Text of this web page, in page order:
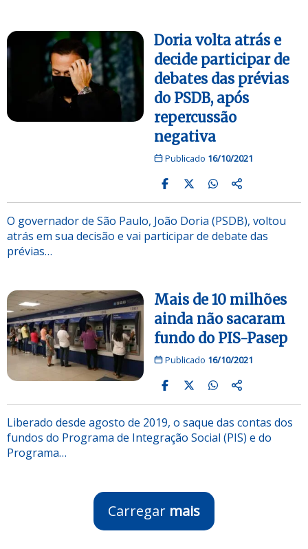
Doria volta atrás e
decide participar de
debates das prévias
do PSDB, após
repercussão
negativa
Publicado 16/10/2021
O governador de São Paulo, João Doria (PSDB), voltou
atrás em sua decisão e vai participar de debate das
prévias…
Mais de 10 milhões
ainda não sacaram
fundo do PIS-Pasep
Publicado 16/10/2021
Liberado desde agosto de 2019, o saque das contas dos
fundos do Programa de Integração Social (PIS) e do
Programa…
Carregar mais